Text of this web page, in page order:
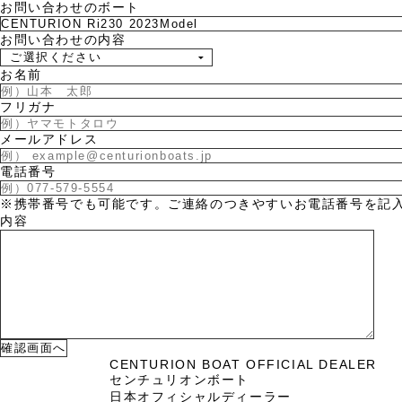
お問い合わせのボート
お問い合わせの内容
お名前
フリガナ
メールアドレス
電話番号
※携帯番号でも可能です。ご連絡のつきやすいお電話番号を記
内容
CENTURION BOAT OFFICIAL DEALER
センチュリオンボート
日本オフィシャルディーラー